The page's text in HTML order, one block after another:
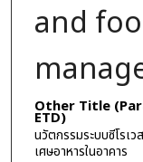
and
Other Title
ETD)
นวัตกรรมระบบซีโรเ
เศษอาหารในอาคาร